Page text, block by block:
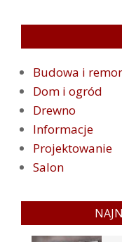
Budowa i
Dom i ogród
Drewno
Informacje
Projektowanie
Salon